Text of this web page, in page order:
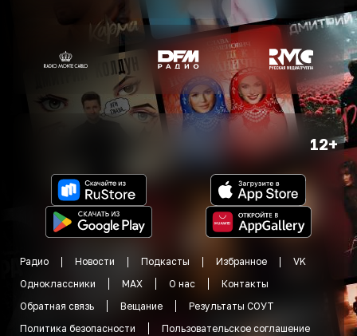
12+
Радио Новости Подкасты Избранное
VK
Одноклассники
MAX О нас
Контакты
Обратная связь
Вещание
Результаты СОУТ
Политика безопасности
Пользовательское соглашение